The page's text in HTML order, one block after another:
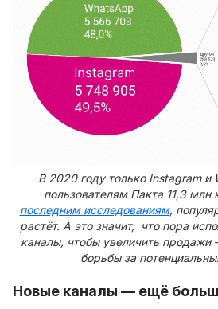
В 2020 году только Instagram и
пользователям Пакта 11,3 млн
последним исследованиям,
растёт. А это значит, что пора
каналы, чтобы увеличить продажи
борьбы за
Новые каналы — ещё